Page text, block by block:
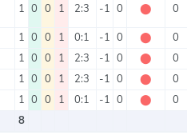
1 0 0 1 2:3 -1 0 ⬤ 0
1 0 0 1 0:1 -1 0 ⬤ 0
1 0 0 1 2:3 -1 0 ⬤ 0
1 0 0 1 2:3 -1 0 ⬤ 0
1 0 0 1 0:1 -1 0 ⬤ 0
8